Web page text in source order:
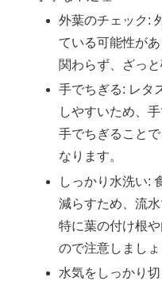
外葉のチェック:
ている可能性が
関わらず、ざっと
手でちぎる: レタ
しやすいため、
手でちぎること
なります。
しっかり水洗い:
減らすため、流
特に葉の付け根
ので注意しましょ
水気をしっかり